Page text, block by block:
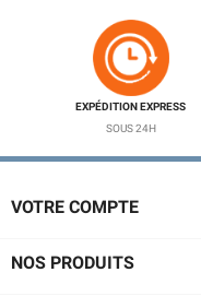
EXPÉDITION EXPRESS
SOUS 24H
VOTRE COMPTE
NOS PRODUITS